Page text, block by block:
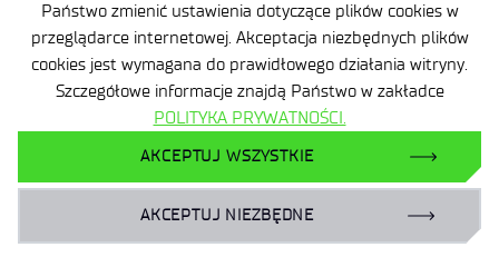
Państwo zmienić ustawienia dotyczące plików cookies w
przeglądarce internetowej. Akceptacja niezbędnych plików
cookies jest wymagana do prawidłowego działania witryny.
Szczegółowe informacje znajdą Państwo w zakładce
POLITYKA PRYWATNOŚCI.
AKCEPTUJ WSZYSTKIE
AKCEPTUJ NIEZBĘDNE
Zamówienia publiczne